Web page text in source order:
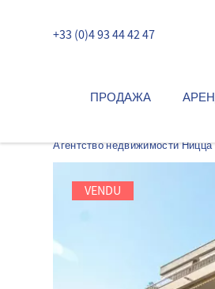
+33 (0)4 93 44 42 47
ПРОДАЖА
Агентство недвижимости Ницца
VENDU